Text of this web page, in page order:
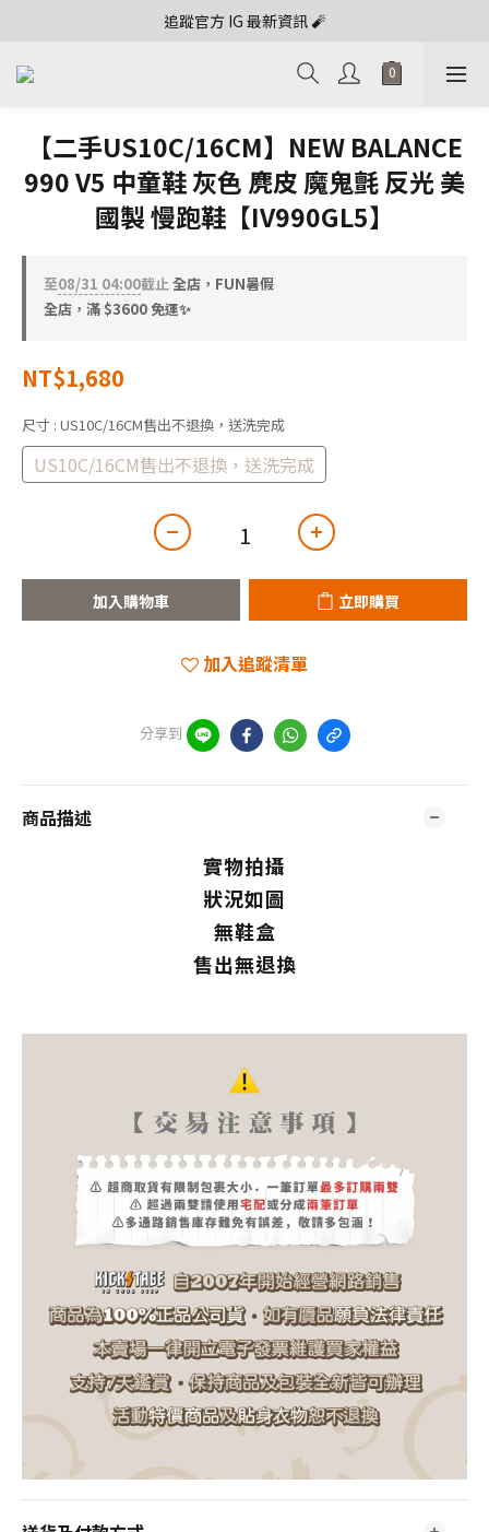
追蹤官方 IG 最新資訊 🧨
【二手US10C/16CM】NEW BALANCE
990 V5 中童鞋 灰色 麂皮 魔鬼氈 反光 美
國製 慢跑鞋【IV990GL5】
至08/31 04:00截止全店，FUN暑假
全店，滿 $3600 免運✨
NT$1,680
尺寸 : US10C/16CM售出不退換，送洗完成
US10C/16CM售出不退換，送洗完成
加入購物車 立即購買
加入追蹤清單
分享到
商品描述
實物拍攝
狀況如圖
無鞋盒
售出無退換